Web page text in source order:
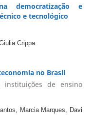
democratização e
e tecnológico
Crippa
no Brasil
de ensino
Marcia Marques, Davi